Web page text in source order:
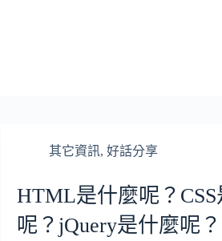
其它資訊,好話分享
HTML是什麼呢？
呢？jQuery是什麼呢？